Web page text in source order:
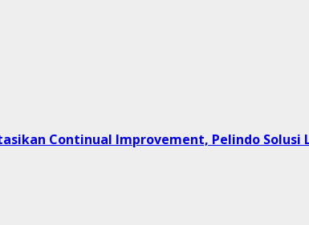
Continual Improvement, Pelindo Solusi